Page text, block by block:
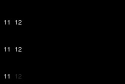
11 12
11 12
11 12